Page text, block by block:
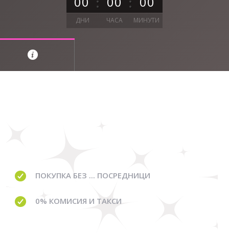
ДНИ ЧАСА МИНУТИ
ПОКУПКА БЕЗ ... ПОСРЕДНИЦИ
0% КОМИСИЯ И ТАКСИ